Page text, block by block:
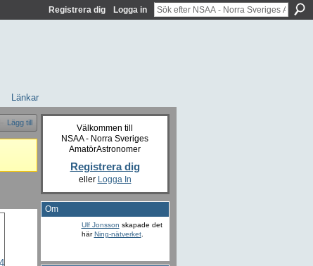
Registrera dig Logga in
Länkar
Lägg till
Välkommen till
NSAA - Norra Sveriges
AmatörAstronomer
Registrera dig
eller Logga In
Om
Ulf Jonsson skapade det
härNing-nätverket.